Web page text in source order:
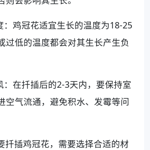
：鸡冠花适宜生长的温度为18-25
过低的温度都会对其生长产生负
：在扦插后的2-3天内，要保持室
空气流通，避免积水、发霉等问
扦插鸡冠花，需要选择合适的材